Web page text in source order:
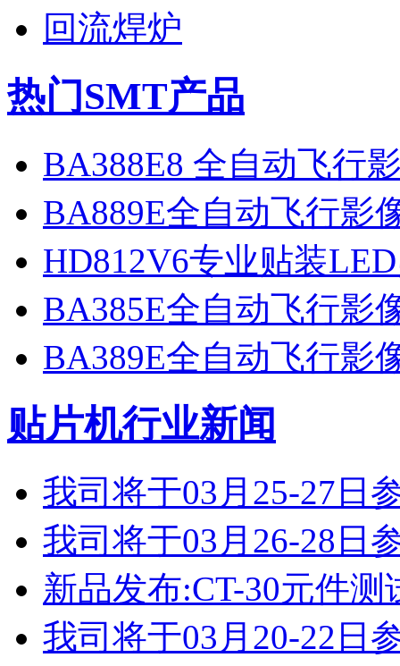
回流焊炉
热门SMT产品
BA388E8 全自动飞行
BA889E全自动飞行影
HD812V6专业贴装
BA385E全自动飞行影
BA389E全自动飞行影
贴片机行业新闻
我司将于03月25-27日
我司将于03月26-28日
新品发布:CT-30元件测
我司将于03月20-22日